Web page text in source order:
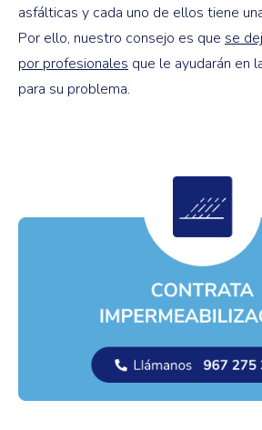
asfálticas y cada uno de ellos tiene
Por ello, nuestro consejo es que se
por profesionales que le ayudarán en
para su problema.